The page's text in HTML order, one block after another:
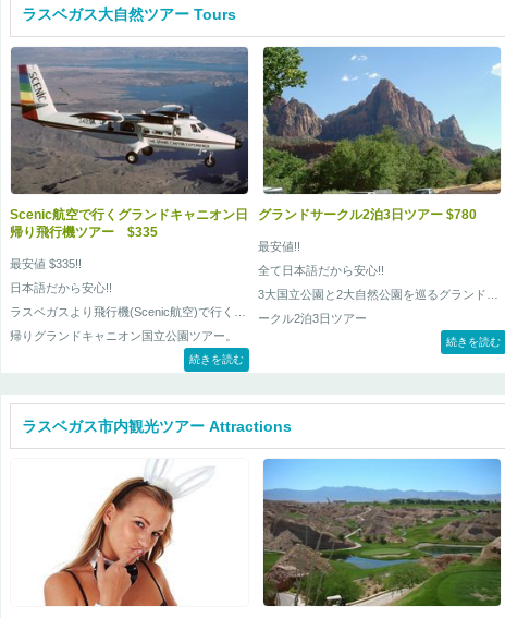
ラスベガス大自然ツアー Tours
Scenic航空で行くグランドキャニオン日
帰り飛行機ツアー $335
最安値 $335!!
日本語だから安心!!
ラスベガスより飛行機(Scenic航空)で行く日
帰りグランドキャニオン国立公園ツアー。
続きを読む
グランドサークル2泊3日ツアー $780
最安値!!
全て日本語だから安心!!
3大国立公園と2大自然公園を巡るグランドサ
ークル2泊3日ツアー
続きを読む
ラスベガス市内観光ツアー Attractions